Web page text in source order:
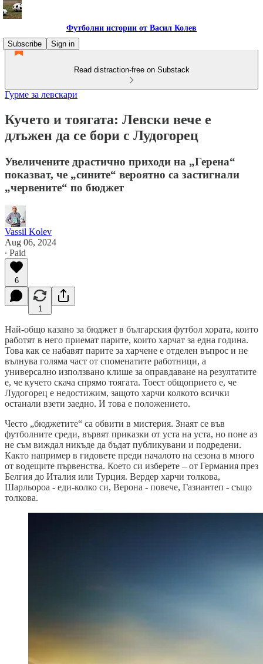
Футболни истории от Васил Колев
Subscribe
Sign in
Read distraction-free on Substack
Гурме за левскари
Кучето и тоягата: Левски вече е
длъжен да се бори с Лудогорец
Увеличените драстично приходи на „Герена“
показват, че „сините“ вероятно са застигнали
„червените“ по бюджет
Vassil Kolev
Aug 06, 2024
∙ Paid
6
1
Най-общо казано за бюджет в българския футбол хората, които
работят в него приемат парите, които харчат за една година.
Това как се набавят парите за харчене е отделен въпрос и не
вълнува голяма част от споменатите работници, а
универсално използванo клише за оправдаване на резултатите
е, че кучето скача спрямо тоягата. Тоест общоприето е, че
Лудогорец е недостижим, защото харчи колкото всички
останали взети заедно. И това е положението.
Често „бюджетите“ са обвити в мистерия. Знаят се във
футболните среди, вървят приказки от уста на уста, но поне аз
не съм виждал никъде да бъдат публикувани и подредени.
Както например в гидовете преди началото на сезона в много
от водещите първенства. Което си изберете – от Германия през
Белгия до Италия или Турция. Вердер харчи толкова,
Шарльороа - еди-колко си, Верона - повече, Газиантеп - също
толкова.